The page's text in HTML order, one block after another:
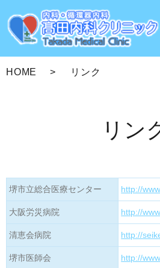
HOME リンク
リン
堺市立総合医療センター http://
大阪労災病院 http://
清恵会病院 http://
堺市医師会 http://